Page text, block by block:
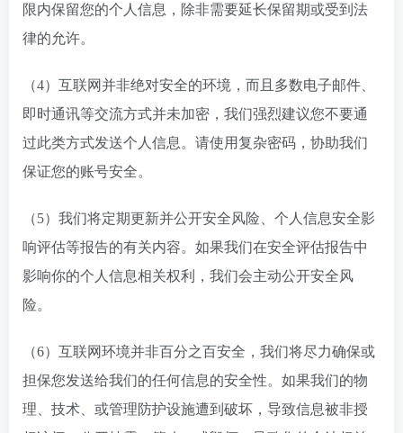
限内保留您的个人信息，除非需要延长保留期或受到法
律的允许。
（4）互联网并非绝对安全的环境，而且多数电子邮件、
即时通讯等交流方式并未加密，我们强烈建议您不要通
过此类方式发送个人信息。请使用复杂密码，协助我们
保证您的账号安全。
（5）我们将定期更新并公开安全风险、个人信息安全影
响评估等报告的有关内容。如果我们在安全评估报告中
影响你的个人信息相关权利，我们会主动公开安全风
险。
（6）互联网环境并非百分之百安全，我们将尽力确保或
担保您发送给我们的任何信息的安全性。如果我们的物
理、技术、或管理防护设施遭到破坏，导致信息被非授